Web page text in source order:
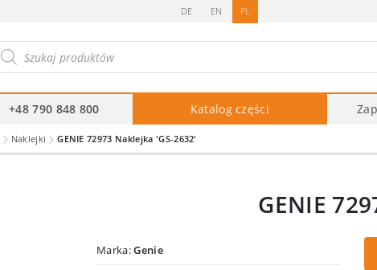
DE EN PL
+48 790 848 800 Katalog części
Naklejki GENIE 72973 Naklejka 'GS-2632′
GENIE
Marka:Genie